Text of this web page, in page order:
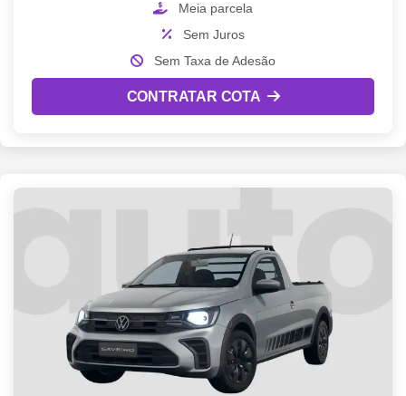
Meia parcela
Sem Juros
Sem Taxa de Adesão
CONTRATAR COTA